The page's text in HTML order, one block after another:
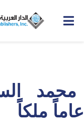
محمد
عاماً ملكاً